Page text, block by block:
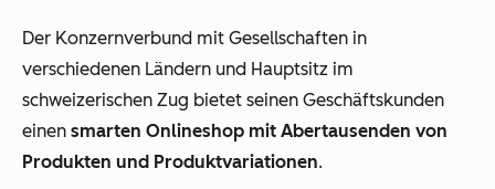
Der Konzernverbund mit Gesellschaften in
verschiedenen Ländern und Hauptsitz im
schweizerischen Zug bietet seinen Geschäftskunden
einen smarten Onlineshop mit Abertausenden von
Produkten und Produktvariationen.